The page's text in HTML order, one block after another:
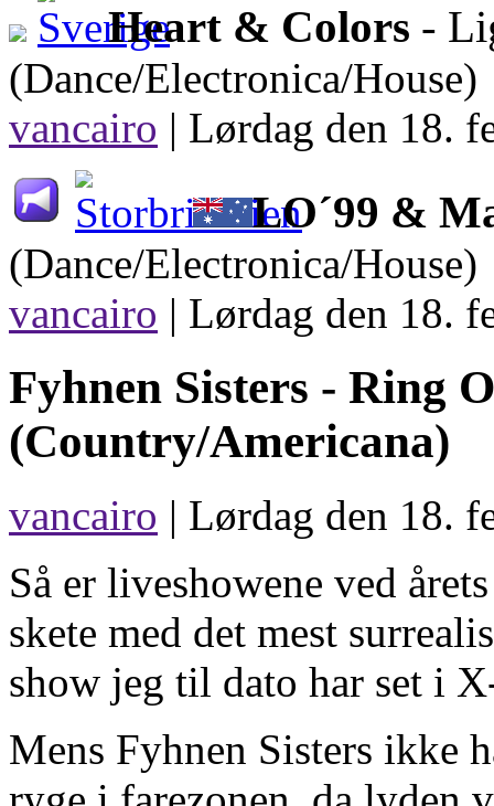
Heart & Colors -
(Dance/Electronica/House)
vancairo | Lørdag den 18.
LO´99 &
(Dance/Electronica/House)
vancairo | Lørdag den 18.
Fyhnen Sisters - Ring
(Country/Americana)
vancairo | Lørdag den 18.
Så er liveshowene ved
skete med det mest
show jeg til dato har set i
Mens Fyhnen Sisters ikke